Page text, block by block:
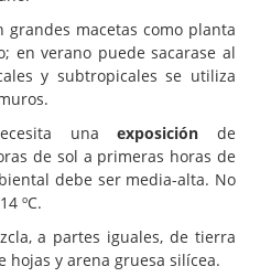
grandes macetas como planta
en verano puede sacarase al
y subtropicales se utiliza
unaexposición de
de sol a primeras horas de
debe ser media-alta. No
ºC.
a partes iguales, de tierra
y arena gruesa silícea.